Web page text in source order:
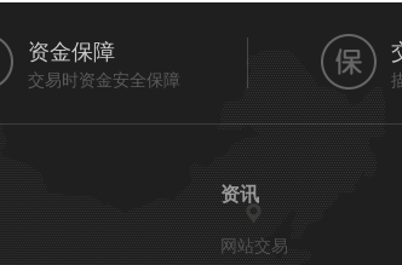
资金保障
交易时资金安全保障
资讯
网站交易